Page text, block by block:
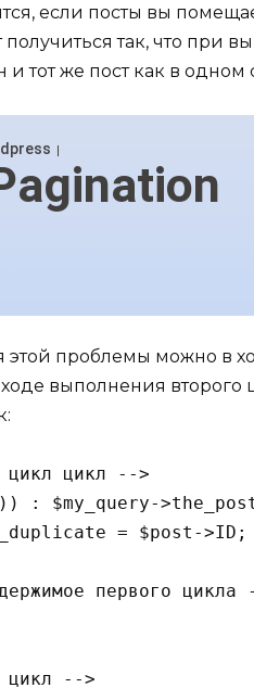
если посты вы
получиться так, что при
и тот же пост как в одном
проблемы можно в
ходе выполнения
цикл -->
: $my_query-
= $post-
первого цикла
цикл -->